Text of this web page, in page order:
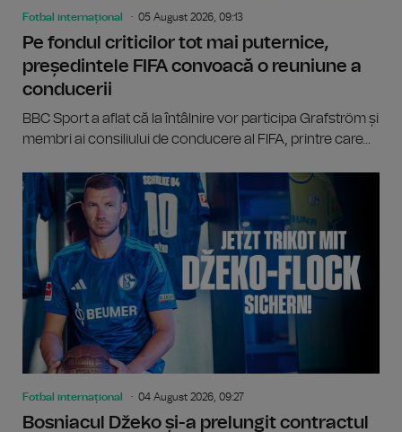
Fotbal internațional 05 August 2026, 09:13
Pe fondul criticilor tot mai puternice,
președintele FIFA convoacă o reuniune a
conducerii
BBC Sport a aflat că la întâlnire vor participa Grafström și
membri ai consiliului de conducere al FIFA, printre care...
Fotbal internațional 04 August 2026, 09:27
Bosniacul Džeko și-a prelungit contractul